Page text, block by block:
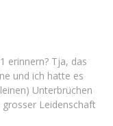
erinnern? Tja, das
und ich hatte es
Unterbrüchen
Leidenschaft